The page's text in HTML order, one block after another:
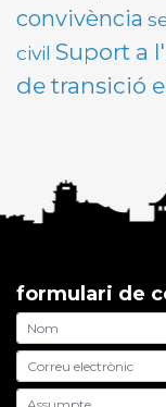
convivència
civil Suport a
de transició
formulari de